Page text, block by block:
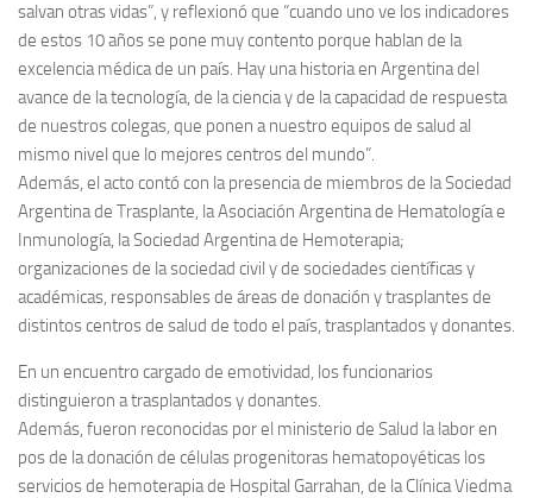
salvan otras vidas”, y reflexionó que “cuando uno ve los indicadores
de estos 10 años se pone muy contento porque hablan de la
excelencia médica de un país. Hay una historia en Argentina del
avance de la tecnología, de la ciencia y de la capacidad de respuesta
de nuestros colegas, que ponen a nuestro equipos de salud al
mismo nivel que lo mejores centros del mundo”.
Además, el acto contó con la presencia de miembros de la Sociedad
Argentina de Trasplante, la Asociación Argentina de Hematología e
Inmunología, la Sociedad Argentina de Hemoterapia;
organizaciones de la sociedad civil y de sociedades científicas y
académicas, responsables de áreas de donación y trasplantes de
distintos centros de salud de todo el país, trasplantados y donantes.
En un encuentro cargado de emotividad, los funcionarios
distinguieron a trasplantados y donantes.
Además, fueron reconocidas por el ministerio de Salud la labor en
pos de la donación de células progenitoras hematopoyéticas los
servicios de hemoterapia de Hospital Garrahan, de la Clínica Viedma